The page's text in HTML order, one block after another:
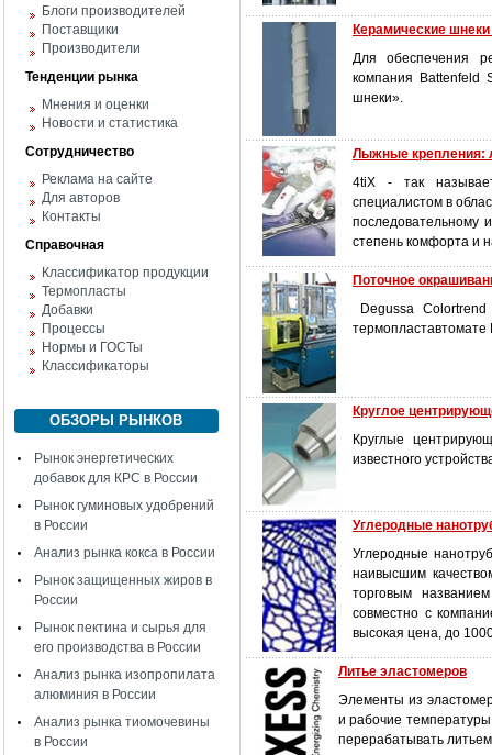
Блоги производителей
Поставщики
Производители
Тенденции рынка
Мнения и оценки
Новости и статистика
Сотрудничество
Реклама на сайте
Для авторов
Контакты
Справочная
Классификатор продукции
Термопласты
Добавки
Процессы
Нормы и ГОСТы
Классификаторы
ОБЗОРЫ РЫНКОВ
Рынок энергетических
добавок для КРС в России
Рынок гуминовых удобрений
в России
Анализ рынка кокса в России
Рынок защищенных жиров в
России
Рынок пектина и сырья для
его производства в России
Анализ рынка изопропилата
алюминия в России
Анализ рынка тиомочевины
в России
Керамические
Для обеспечения
компания Battenfeld
шнеки».
Лыжные крепления:
4tiX - так
специалистом в
последовательному
степень комфорта и
Поточное
Degussa
термопластавтомате
Круглое
Круглые
известного
Углеродные
Углеродные
наивысшим
торговым
совместно с
высокая цена, до
Литье эластомеров
Элементы из
и рабочие
перерабатывать